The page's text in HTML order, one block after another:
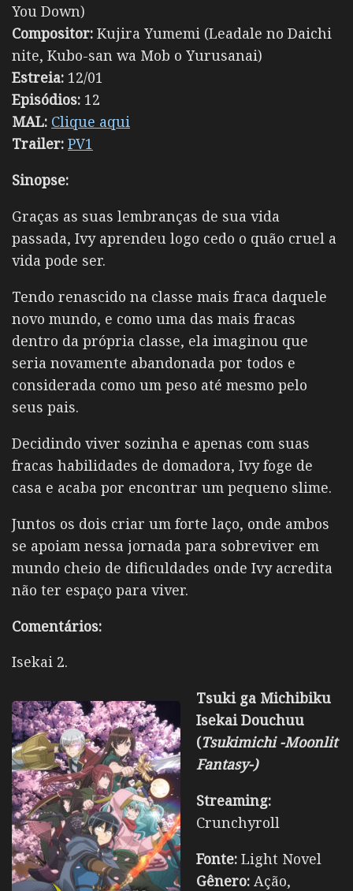
You Down)
Compositor: Kujira Yumemi (Leadale no Daichi
nite, Kubo-san wa Mob o Yurusanai)
Estreia: 12/01
Episódios: 12
MAL: Clique aqui
Trailer: PV1
Sinopse:
Graças as suas lembranças de sua vida
passada, Ivy aprendeu logo cedo o quão cruel a
vida pode ser.
Tendo renascido na classe mais fraca daquele
novo mundo, e como uma das mais fracas
dentro da própria classe, ela imaginou que
seria novamente abandonada por todos e
considerada como um peso até mesmo pelo
seus pais.
Decidindo viver sozinha e apenas com suas
fracas habilidades de domadora, Ivy foge de
casa e acaba por encontrar um pequeno slime.
Juntos os dois criar um forte laço, onde ambos
se apoiam nessa jornada para sobreviver em
mundo cheio de dificuldades onde Ivy acredita
não ter espaço para viver.
Comentários:
Isekai 2.
Tsuki ga Michibiku
Isekai Douchuu
(Tsukimichi -Moonlit
Fantasy-)
Streaming:
Crunchyroll
Fonte: Light Novel
Gênero: Ação,